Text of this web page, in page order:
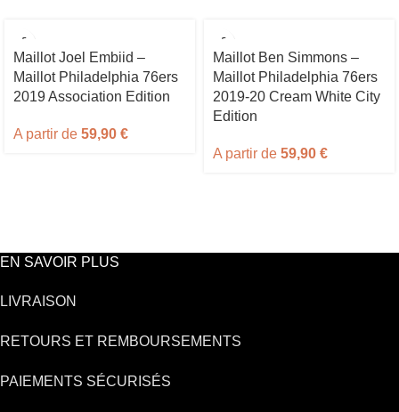
Maillot Joel Embiid –
Maillot Philadelphia 76ers
2019 Association Edition
A partir de 59,90 €
Maillot Ben Simmons –
Maillot Philadelphia 76ers
2019-20 Cream White City
Edition
A partir de 59,90 €
EN SAVOIR PLUS
LIVRAISON
RETOURS ET REMBOURSEMENTS
PAIEMENTS SÉCURISÉS